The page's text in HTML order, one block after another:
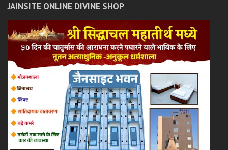
JAINSITE ONLINE DIVINE SHOP